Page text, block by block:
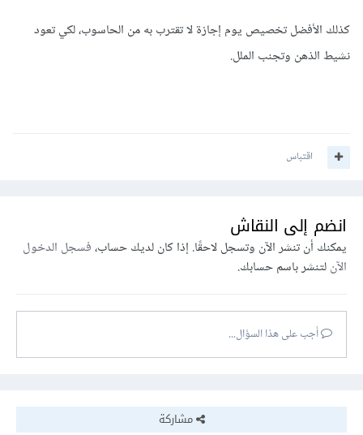
كذلك الأفضل تخصيص يوم إجازة لا تقترب به من الحاسوب، لكي تعود
نشيط الذهن وتجنب الملل.
اقتباس
انضم إلى النقاش
يمكنك أن تنشر الآن وتسجل لاحقًا. إذا كان لديك حساب،فسجل الدخول
الآنلتنشر باسم حسابك.
أجب على هذا السؤال...
مشاركة